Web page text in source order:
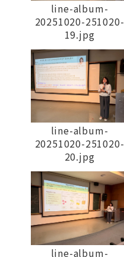
line-album-
20251020-251020-
19.jpg
line-album-
20251020-251020-
20.jpg
line-album-